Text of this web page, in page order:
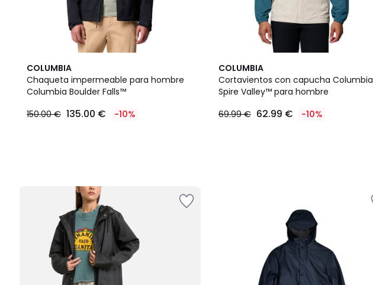
COLUMBIA
Chaqueta impermeable para hombre
Columbia Boulder Falls™
150.00 € 135.00 € -10%
COLUMBIA
Cortavientos con capucha Columbia
Spire Valley™ para hombre
69.99 € 62.99 € -10%